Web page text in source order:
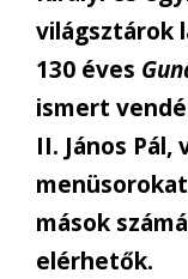
világsztárok
130 éves
ismert
II. János Pál,
mások
elérhetők.